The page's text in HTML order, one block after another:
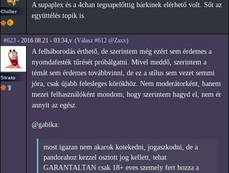
Chiller
A supaplex és a 4chan tegnapelőttig bárkinek elérhető volt. Sőt az
együttélés topik is.
#623 - 2016.08.21 - 03:34,v (Válasz #612 @Zaxx)
Strato
A felháborodás érthető, de szerintem még ezért sem érdemes a
nyomdafesték tűrését próbálgatni. Mivel meddő, szerintem a
témát sem érdemes továbbvinni, de ez a stílus sem vezet semmi
jóra, csak újabb felesleges körökhöz. Nem moderátorként, hanem
mezei felhasználóként mondom, hogy szerintem hagyd el, nem ér
annyit az egész.
@gabika:
most igazan nem akarok kotekedni, jogaszkodni, de a
pandorahoz kezzel osztott jog kellett, tehat
GARANTALTAN csak 18+ eves szemely fert hozza a